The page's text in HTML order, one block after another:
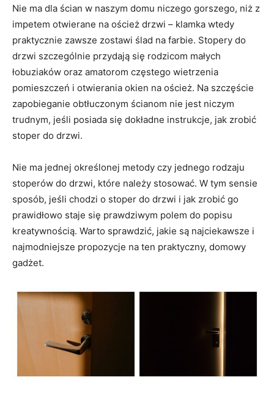
Nie ma dla ścian w naszym domu niczego gorszego, niż z
impetem otwierane na oścież drzwi – klamka wtedy
praktycznie zawsze zostawi ślad na farbie. Stopery do
drzwi szczególnie przydają się rodzicom małych
łobuziaków oraz amatorom częstego wietrzenia
pomieszczeń i otwierania okien na oścież. Na szczęście
zapobieganie obtłuczonym ścianom nie jest niczym
trudnym, jeśli posiada się dokładne instrukcje, jak zrobić
stoper do drzwi.
Nie ma jednej określonej metody czy jednego rodzaju
stoperów do drzwi, które należy stosować. W tym sensie
sposób, jeśli chodzi o stoper do drzwi i jak zrobić go
prawidłowo staje się prawdziwym polem do popisu
kreatywnością. Warto sprawdzić, jakie są najciekawsze i
najmodniejsze propozycje na ten praktyczny, domowy
gadżet.